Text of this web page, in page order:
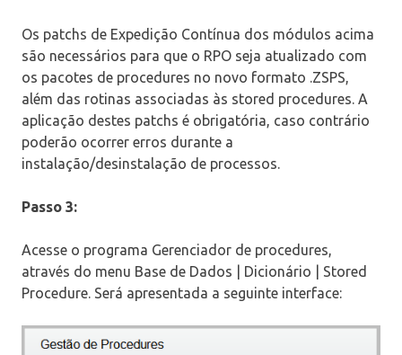
Os patchs de Expedição Contínua dos módulos acima
são necessários para que o RPO seja atualizado com
os pacotes de procedures no novo formato .ZSPS,
além das rotinas associadas às stored procedures. A
aplicação destes patchs é obrigatória, caso contrário
poderão ocorrer erros durante a
instalação/desinstalação de processos.
Passo 3:
Acesse o programa Gerenciador de procedures,
através do menu Base de Dados | Dicionário | Stored
Procedure. Será apresentada a seguinte interface: